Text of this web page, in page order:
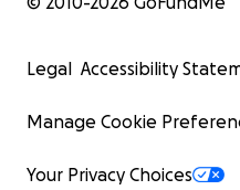
Legal Accessibility
Manage Cookie
Your Privacy Choices